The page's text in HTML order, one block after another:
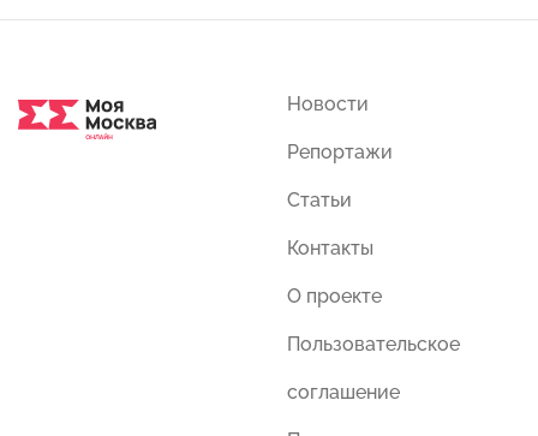
Новости
Репортажи
Статьи
Контакты
О проекте
Пользовательское
соглашение